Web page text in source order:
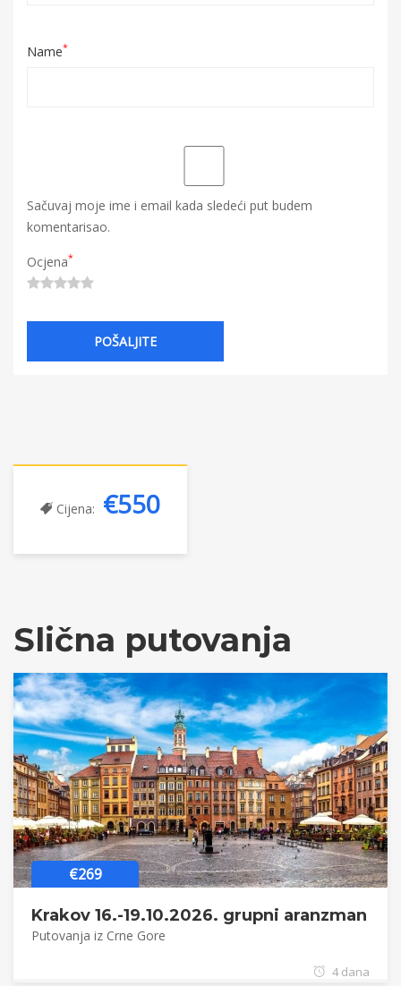
Name*
Sačuvaj moje ime i email kada sledeći put budem
komentarisao.
Ocjena*
Cijena: €550
Slična putovanja
€269
Krakov 16.-19.10.2026. grupni aranzman
Putovanja iz Crne Gore
4 dana